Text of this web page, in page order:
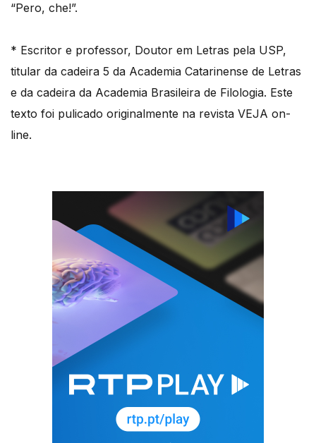
“Pero, che!”.
* Escritor e professor, Doutor em Letras pela USP,
titular da cadeira 5 da Academia Catarinense de Letras
e da cadeira da Academia Brasileira de Filologia. Este
texto foi pulicado originalmente na revista VEJA on-
line.